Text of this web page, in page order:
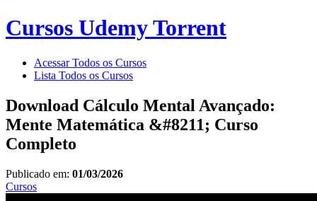
Cursos Udemy Torrent
Acessar Todos os Cursos
Lista Todos os Cursos
Download Cálculo Mental Avançado:
Mente Matemática &#8211; Curso
Completo
Publicado em: 01/03/2026
Cursos